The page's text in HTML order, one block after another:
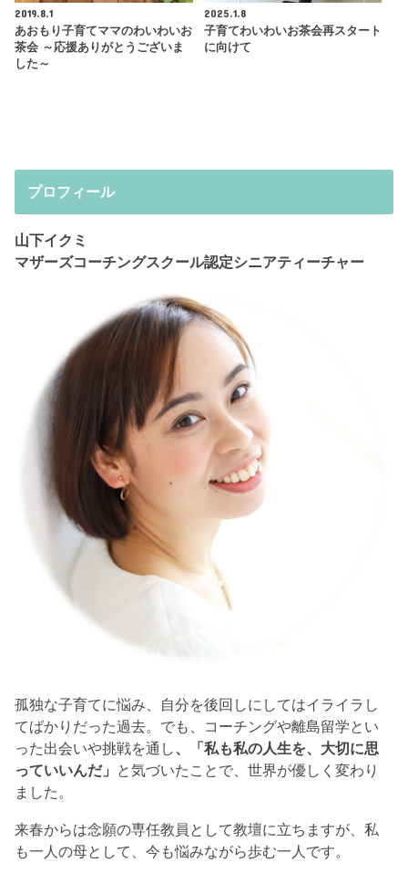
2019.8.1
あおもり子育てママのわいわいお
茶会 ～応援ありがとうございま
した～
2025.1.8
子育てわいわいお茶会再スタート
に向けて
プロフィール
山下イクミ
マザーズコーチングスクール認定シニアティーチャー
孤独な子育てに悩み、自分を後回しにしてはイライラし
てばかりだった過去。でも、コーチングや離島留学とい
った出会いや挑戦を通し、「私も私の人生を、大切に思
っていいんだ」 と気づいたことで、世界が優しく変わり
ました。
来春からは念願の専任教員として教壇に立ちますが、私
も一人の母として、今も悩みながら歩む一人です。